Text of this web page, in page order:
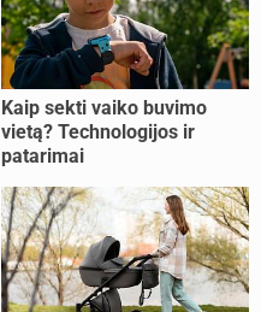
Kaip sekti vaiko buvimo
vietą? Technologijos ir
patarimai